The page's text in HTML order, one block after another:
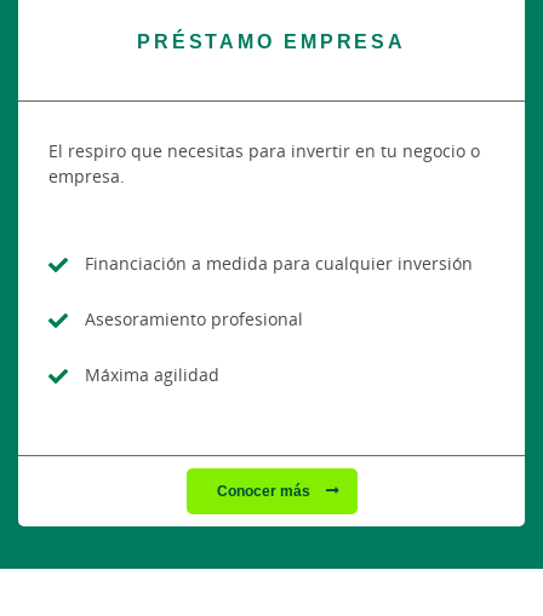
PRÉSTAMO EMPRESA
El respiro que necesitas para invertir en tu negocio o
empresa.
Financiación a medida para cualquier inversión
Asesoramiento profesional
Máxima agilidad
Conocer más